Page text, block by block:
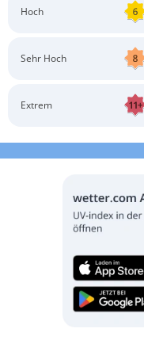
Langärmlige Bekleidung
Hoch
Langärmlige Bekleidung
Sehr Hoch
Langärmlige Bekleidung
Extrem